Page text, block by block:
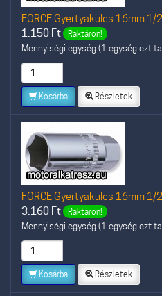
FORCE Gyertyakulcs 16mm 1/
1.150 Ft Raktáron!
Mennyiségi egység (1 egység ezt
Kosárba Részletek
FORCE Gyertyakulcs 16mm 1/
3.160 Ft Raktáron!
Mennyiségi egység (1 egység ezt
Kosárba Részletek